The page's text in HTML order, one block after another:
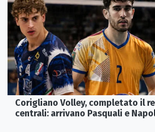
Corigliano Volley, completato il
centrali: arrivano Pasquali e